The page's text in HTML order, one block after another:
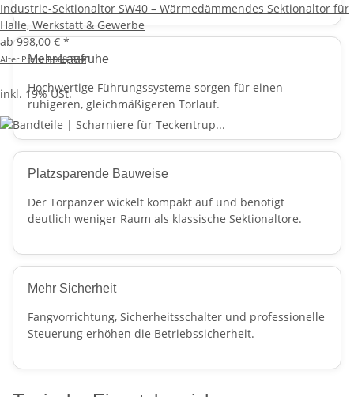
Mehr Laufruhe
Hochwertige Führungssysteme sorgen für einen
ruhigeren, gleichmäßigeren Torlauf.
Platzsparende Bauweise
Der Torpanzer wickelt kompakt auf und benötigt
deutlich weniger Raum als klassische Sektionaltore.
Mehr Sicherheit
Fangvorrichtung, Sicherheitsschalter und professionelle
Steuerung erhöhen die Betriebssicherheit.
Industrie-Sektionaltor SW40 – Wärmedämmendes Sektionaltor für
Halle, Werkstatt & Gewerbe
ab998,00 €*
Alter Preis:1.968,77 €
inkl. 19% USt.